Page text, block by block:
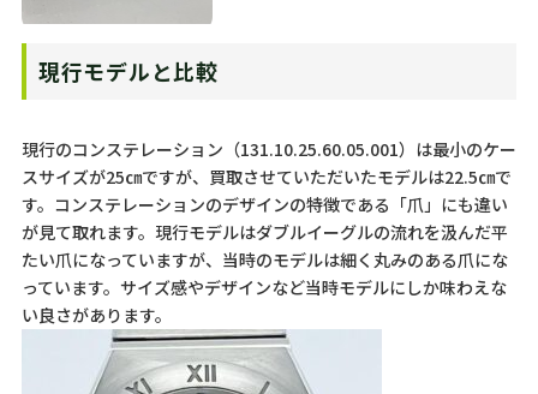
現行モデルと比較
現行のコンステレーション（131.10.25.60.05.001）は最小のケー
スサイズが25㎝ですが、買取させていただいたモデルは22.5㎝で
す。コンステレーションのデザインの特徴である「爪」にも違い
が見て取れます。現行モデルはダブルイーグルの流れを汲んだ平
たい爪になっていますが、当時のモデルは細く丸みのある爪にな
っています。サイズ感やデザインなど当時モデルにしか味わえな
い良さがあります。